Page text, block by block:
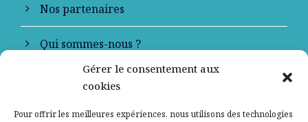
Gérer le consentement aux
cookies
Pour offrir les meilleures expériences, nous utilisons des technologies
Nos partenaires
Qui sommes-nous ?
Contactez-nous
Mentions légales